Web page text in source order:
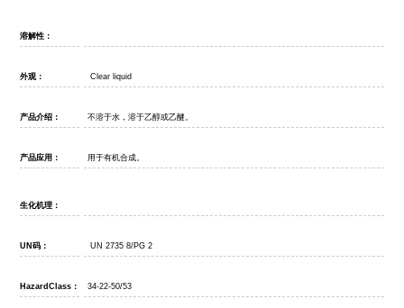
溶解性：
外观： Clear liquid
产品介绍： 不溶于水，溶于乙醇或乙醚。
产品应用： 用于有机合成。
生化机理：
UN 码： UN 2735 8/PG 2
HazardClass： 34-22-50/53